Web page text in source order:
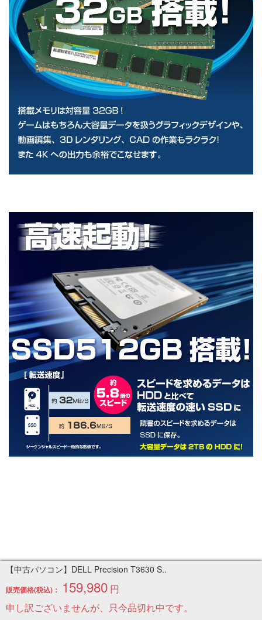
DELL Preccision T3630SMTはCPUに、サーバー/ワーク
ステーション向けの高性能なインテルXeonプロセッサを
【中古パソコン】DELL Precision T3630 S..
販売価格(税込)： 159,980 円
申し訳ございませんが、只今品切れ中です。